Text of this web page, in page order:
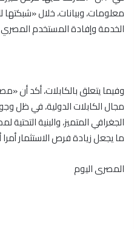
معلومات، وبيانات، خلال
الخدمة وإفادة المستخدم المصري من خلال
وفيما يتعلق بالكابلات، أكد أن
مجال الكابلات الدولية، في ظل
الجغرافي المتميز، والبنية
ما يجعل زيادة فرص الاستثمار
المصرى اليوم